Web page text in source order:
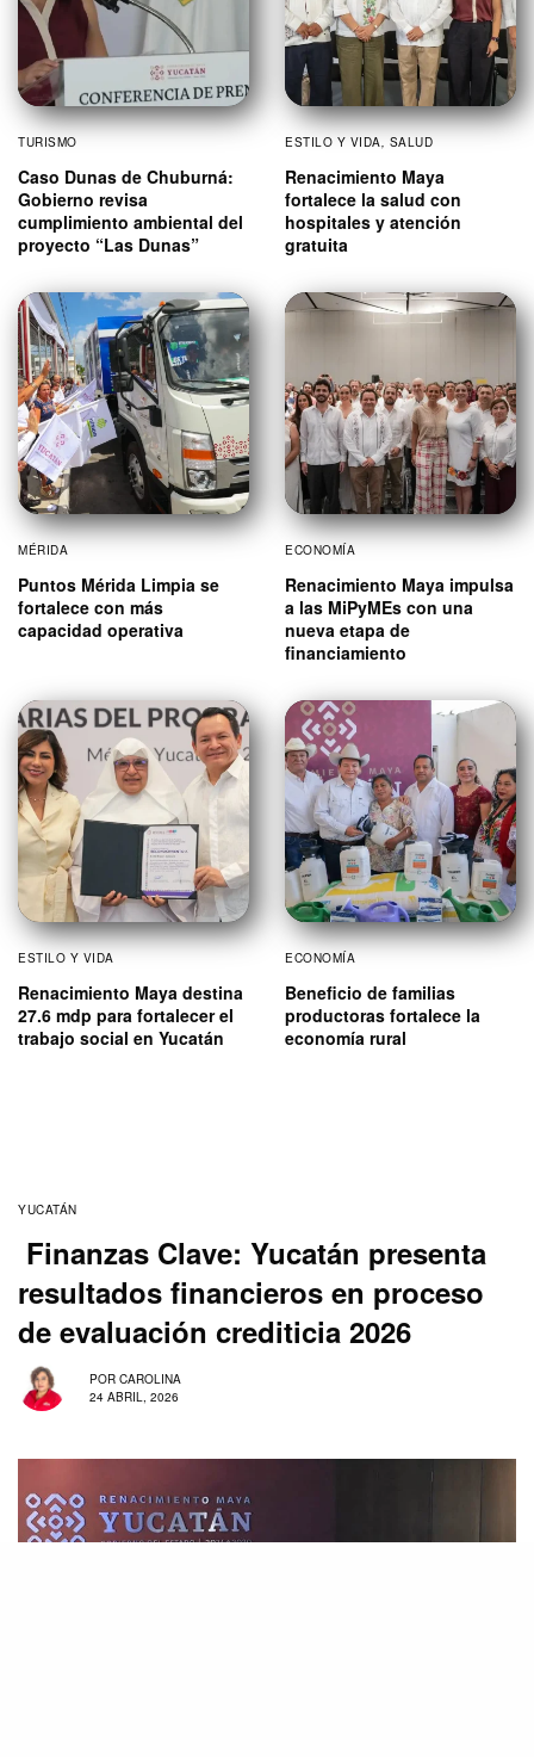
TURISMO
Caso Dunas de Chuburná:
Gobierno revisa
cumplimiento ambiental del
proyecto “Las Dunas”
ESTILO Y VIDA, SALUD
Renacimiento Maya
fortalece la salud con
hospitales y atención
gratuita
MÉRIDA
Puntos Mérida Limpia se
fortalece con más
capacidad operativa
ECONOMÍA
Renacimiento Maya impulsa
a las MiPyMEs con una
nueva etapa de
financiamiento
ESTILO Y VIDA
Renacimiento Maya destina
27.6 mdp para fortalecer el
trabajo social en Yucatán
ECONOMÍA
Beneficio de familias
productoras fortalece la
economía rural
YUCATÁN
Finanzas Clave: Yucatán presenta
resultados financieros en proceso
de evaluación crediticia 2026
POR CAROLINA
24 ABRIL, 2026